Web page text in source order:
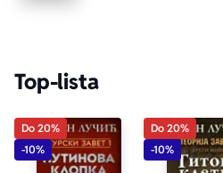
Top-lista
Do 20%
-10%
Do 20%
-10%
Za poklon
E-knjige
Lični razvoj i popularna psihologija
Biografija
Dejan Tiago-Stanković
Milica Jakovljević Mir-Jam
Harlan Koben
Elif Šafak